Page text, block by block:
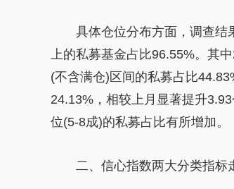
具体仓位分布方面，调查结
上的私募基金占比96.55%。其
(不含满仓)区间的私募占比
24.13%，相较上月显著提升3.93
位(5-8成)的私募占比有所增加。
二、信心指数两大分类指标